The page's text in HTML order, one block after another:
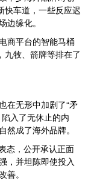
快车道，一些反应迟
边缘化。
商平台的智能马桶
九牧、箭牌等排在了
在无形中加剧了“矛
入了无休止的内
成了海外品牌。
态，公开承认正面
，并坦陈即使投入
善。